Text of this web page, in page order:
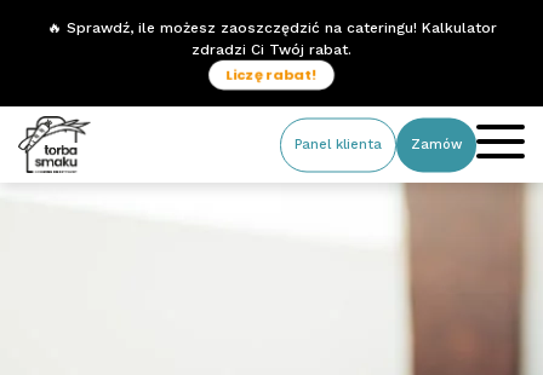
🔥 Sprawdź, ile możesz zaoszczędzić na cateringu! Kalkulator
zdradzi Ci Twój rabat.
Liczę rabat!
Panel klienta Zamów